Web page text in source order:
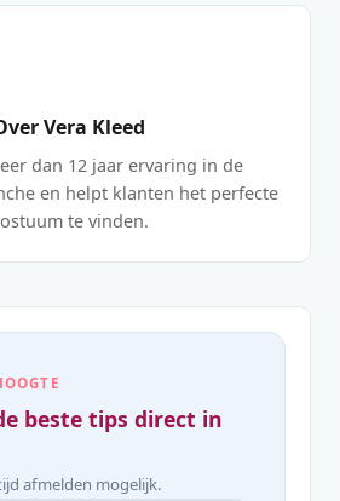
Vera Kleed
dan 12 jaar ervaring in de
en helpt klanten het perfecte
te vinden.
beste tips direct in
afmelden mogelijk.